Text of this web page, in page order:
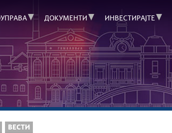
ДОКУМЕНТИ ИНВЕСТИРАЈТЕ
ВЕСТИ